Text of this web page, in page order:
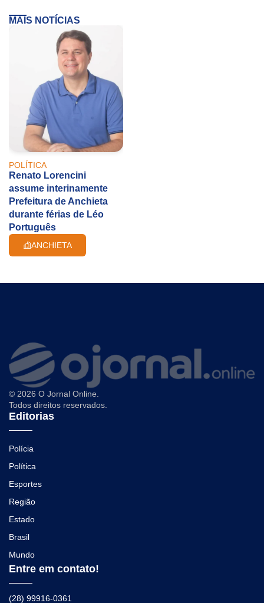
MAIS NOTÍCIAS
POLÍTICA
Renato Lorencini
assume interinamente
Prefeitura de Anchieta
durante férias de Léo
Português
ANCHIETA
© 2026 O Jornal Online.
Todos direitos reservados.
Editorias
Polícia
Política
Esportes
Região
Estado
Brasil
Mundo
Entre em contato!
(28) 99916-0361